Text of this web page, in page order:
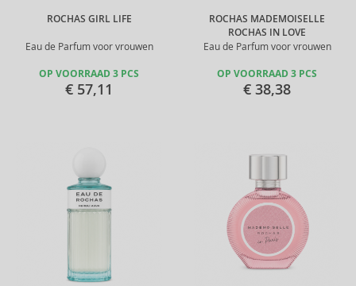
ROCHAS GIRL LIFE
Eau de Parfum voor vrouwen
OP VOORRAAD 3 PCS
€ 57,11
ROCHAS MADEMOISELLE
ROCHAS IN LOVE
Eau de Parfum voor vrouwen
OP VOORRAAD 3 PCS
€ 38,38